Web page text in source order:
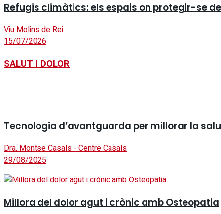
Refugis climàtics: els espais on protegir-se
Viu Molins de Rei
15/07/2026
SALUT I DOLOR
Tecnologia d’avantguarda per millorar la
Dra. Montse Casals - Centre Casals
29/08/2025
Millora del dolor agut i crònic amb Osteopatia